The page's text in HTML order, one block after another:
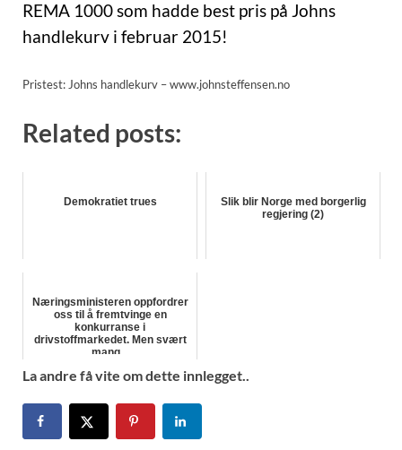
REMA 1000 som hadde best pris på Johns
handlekurv i februar 2015!
Pristest: Johns handlekurv – www.johnsteffensen.no
Related posts:
Demokratiet trues
Slik blir Norge med borgerlig
regjering (2)
Næringsministeren oppfordrer
oss til å fremtvinge en
konkurranse i
drivstoffmarkedet. Men svært
mang...
La andre få vite om dette innlegget..